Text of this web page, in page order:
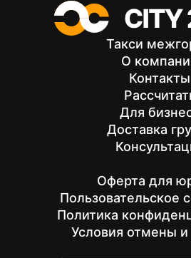
Такси
О
Контакты
Для
Доставка
Оферта для
Пользовательское
Политика
Условия отмены и